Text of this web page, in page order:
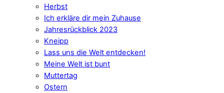
Herbst
Ich erkläre dir mein Zuhause
Jahresrückblick 2023
Kneipp
Lass uns die Welt entdecken!
Meine Welt ist bunt
Muttertag
Ostern